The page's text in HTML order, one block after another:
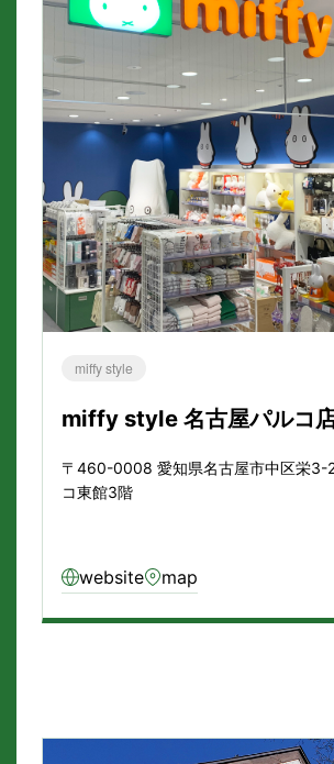
miffy style
miffy style 名古屋パルコ
〒460-0008 愛知県名古屋市中区栄3-
コ東館3階
website map